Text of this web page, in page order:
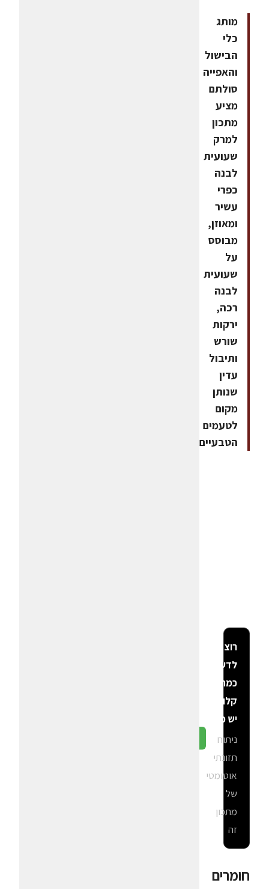
מותג
כלי
הבישול
והאפייה
סולתם
מציע
מתכון
למרק
שעועית
לבנה
כפרי
עשיר
ומאוזן,
מבוסס
על
שעועית
לבנה
רכה,
ירקות
שורש
ותיבול
עדין
שנותן
מקום
לטעמים
הטבעיים
רוצה
לדעת
כמה
קלוריות
יש פה?
ניתוח
תזונתי
אוטומטי
של
מתכון
זה
חומרים